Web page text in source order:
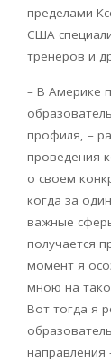
пределами
США
тренеров и
– В Америке
профиля, –
проведения
о своем
когда за
важные
получается
момент я
мною на
Вот тогда я
направления